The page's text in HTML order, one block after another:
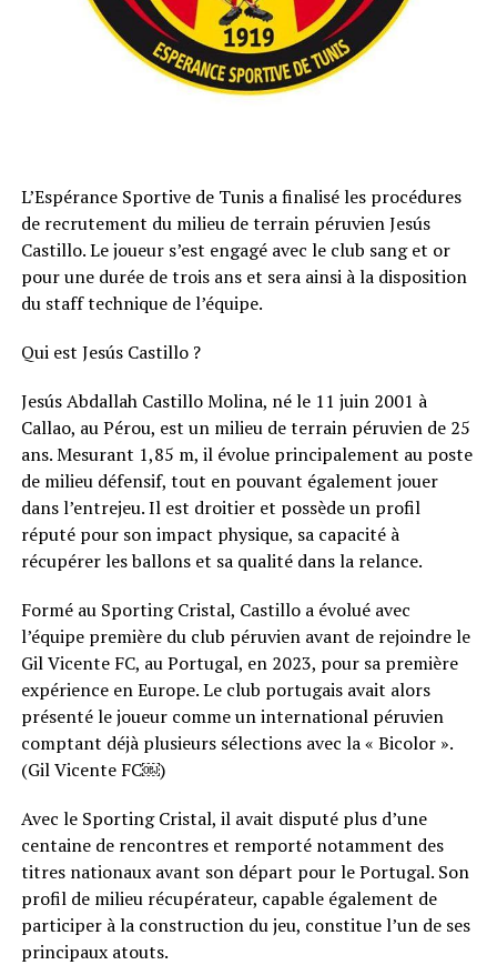
L’Espérance Sportive de Tunis a finalisé les procédures
de recrutement du milieu de terrain péruvien Jesús
Castillo. Le joueur s’est engagé avec le club sang et or
pour une durée de trois ans et sera ainsi à la disposition
du staff technique de l’équipe.
Qui est Jesús Castillo ?
Jesús Abdallah Castillo Molina, né le 11 juin 2001 à
Callao, au Pérou, est un milieu de terrain péruvien de 25
ans. Mesurant 1,85 m, il évolue principalement au poste
de milieu défensif, tout en pouvant également jouer
dans l’entrejeu. Il est droitier et possède un profil
réputé pour son impact physique, sa capacité à
récupérer les ballons et sa qualité dans la relance.
Formé au Sporting Cristal, Castillo a évolué avec
l’équipe première du club péruvien avant de rejoindre le
Gil Vicente FC, au Portugal, en 2023, pour sa première
expérience en Europe. Le club portugais avait alors
présenté le joueur comme un international péruvien
comptant déjà plusieurs sélections avec la « Bicolor ».
(Gil Vicente FC⁠￼)
Avec le Sporting Cristal, il avait disputé plus d’une
centaine de rencontres et remporté notamment des
titres nationaux avant son départ pour le Portugal. Son
profil de milieu récupérateur, capable également de
participer à la construction du jeu, constitue l’un de ses
principaux atouts.